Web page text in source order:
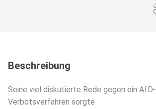
Beschreibung
Seine viel diskutierte Rede gegen ein AfD-
Verbotsverfahren sorgte